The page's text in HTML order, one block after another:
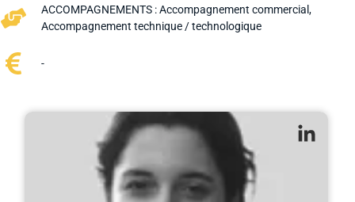
ACCOMPAGNEMENTS :Accompagnement commercial ,
Accompagnement technique / technologique
-